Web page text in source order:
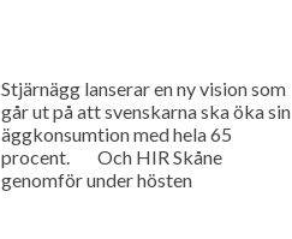
Stjärnägg lanserar en ny vision som
går ut på att svenskarna ska öka sin
äggkonsumtion med hela 65
procent. Och HIR Skåne
genomför under hösten